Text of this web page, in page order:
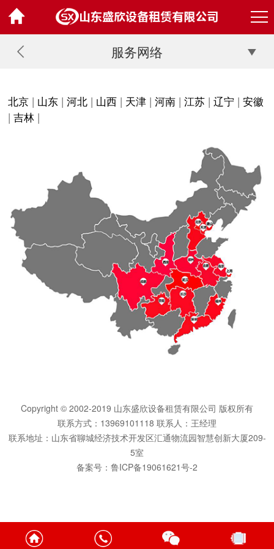
服务网络
北京 | 山东 |河北 | 山西 | 天津 |河南 |江苏 |辽宁 |安徽
|吉林 |
Copyright © 2002-2019 山东盛欣设备租赁有限公司 版权所有
联系方式：13969101118 联系人：王经理
联系地址：山东省聊城经济技术开发区汇通物流园智慧创新大厦209-
5室
备案号： 鲁ICP备19061621号-2